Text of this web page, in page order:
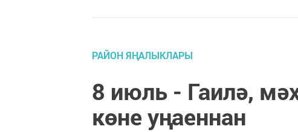
РАЙОН ЯҢАЛЫКЛАРЫ
8 июль - Гаилә,
көне уңаеннан